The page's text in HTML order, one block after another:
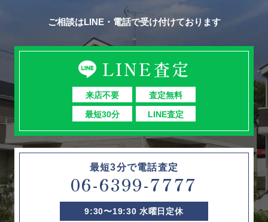
ご相談はLINE・電話で受け付けております
LINE査定
来店不要
査定無料
最短30分
LINE査定
最短3分で電話査定
06-6399-7777
9:30〜19:30 水曜日定休